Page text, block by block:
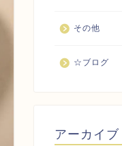
その他
☆ブログ
アーカイブ